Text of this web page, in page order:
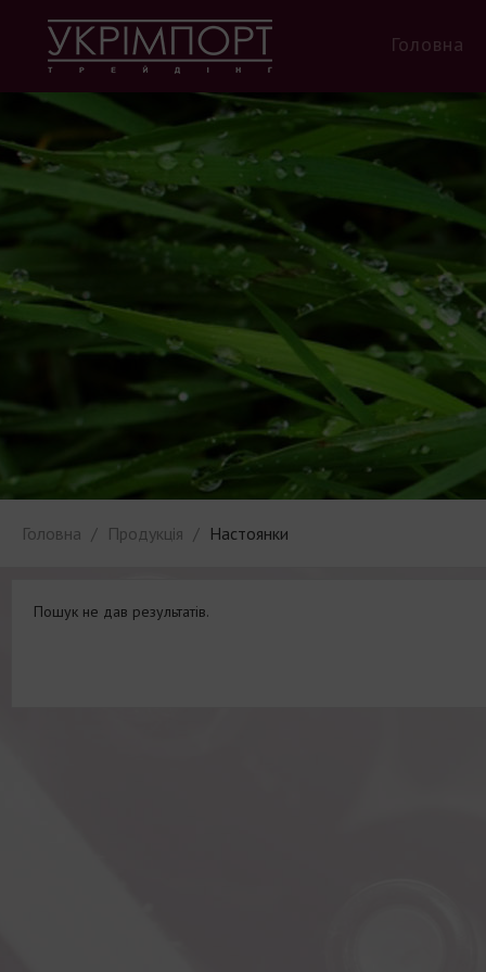
Головна
Головна Продукція Настоянки
Пошук не дав результатів.